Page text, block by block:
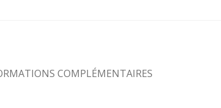
COMPLÉMENTAIRES